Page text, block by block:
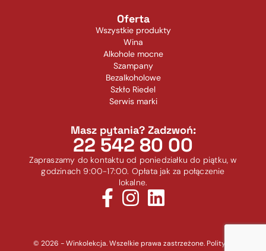
Oferta
Wszystkie produkty
Wina
Alkohole mocne
Szampany
Bezalkoholowe
Szkło Riedel
Serwis marki
Masz pytania? Zadzwoń:
22 542 80 00
Zapraszamy do kontaktu od poniedziałku do piątku, w
godzinach 9:00-17:00. Opłata jak za połączenie
lokalne.
© 2026 - Winkolekcja. Wszelkie prawa zastrzeżone. Polityka